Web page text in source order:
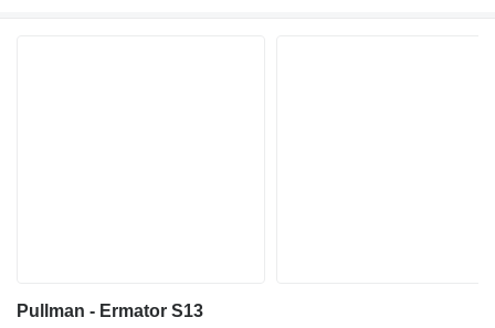
Pullman - Ermator S13